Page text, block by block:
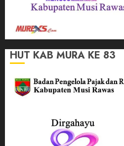
HUT KAB MURA KE 83